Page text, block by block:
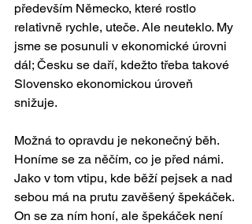
především Německo, které rostlo
relativně rychle, uteče. Ale neuteklo. My
jsme se posunuli v ekonomické úrovni
dál; Česku se daří, kdežto třeba takové
Slovensko ekonomickou úroveň
snižuje.
Možná to opravdu je nekonečný běh.
Honíme se za něčím, co je před námi.
Jako v tom vtipu, kde běží pejsek a nad
sebou má na prutu zavěšený špekáček.
On se za ním honí, ale špekáček není